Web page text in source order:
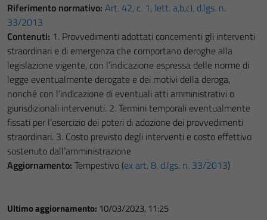
Riferimento normativo: Art. 42, c. 1, lett. a,b,c), d.lgs. n.
33/2013
Contenuti: 1. Provvedimenti adottati concernenti gli interventi
straordinari e di emergenza che comportano deroghe alla
legislazione vigente, con l’indicazione espressa delle norme di
legge eventualmente derogate e dei motivi della deroga,
nonché con l’indicazione di eventuali atti amministrativi o
giurisdizionali intervenuti. 2. Termini temporali eventualmente
fissati per l’esercizio dei poteri di adozione dei provvedimenti
straordinari. 3. Costo previsto degli interventi e costo effettivo
sostenuto dall’amministrazione
Aggiornamento: Tempestivo (ex art. 8, d.lgs. n. 33/2013)
Ultimo aggiornamento: 10/03/2023, 11:25